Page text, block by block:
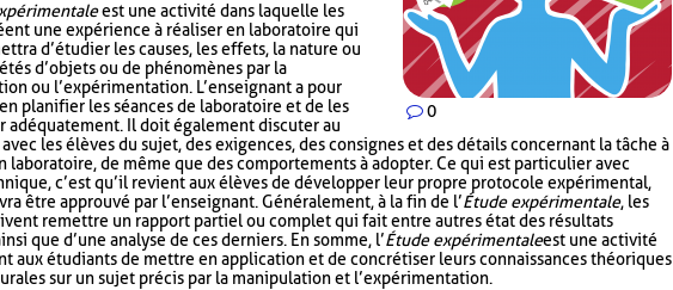
0
est une activité dans laquelle les
une expérience à réaliser en laboratoire qui
d’étudier les causes, les effets, la nature ou
d’objets ou de phénomènes par la
ou l’expérimentation. L’enseignant a pour
planifier les séances de laboratoire et de les
adéquatement. Il doit également discuter au
les élèves du sujet, des exigences, des consignes et des détails concernant la tâche à
laboratoire, de même que des comportements à adopter. Ce qui est particulier avec
c’est qu’il revient aux élèves de développer leur propre protocole expérimental,
être approuvé par l’enseignant. Généralement, à la fin de l’Étude expérimentale, les
remettre un rapport partiel ou complet qui fait entre autres état des résultats
que d’une analyse de ces derniers. En somme, l’Étude expérimentaleest une activité
aux étudiants de mettre en application et de concrétiser leurs connaissances théoriques
sur un sujet précis par la manipulation et l’expérimentation.